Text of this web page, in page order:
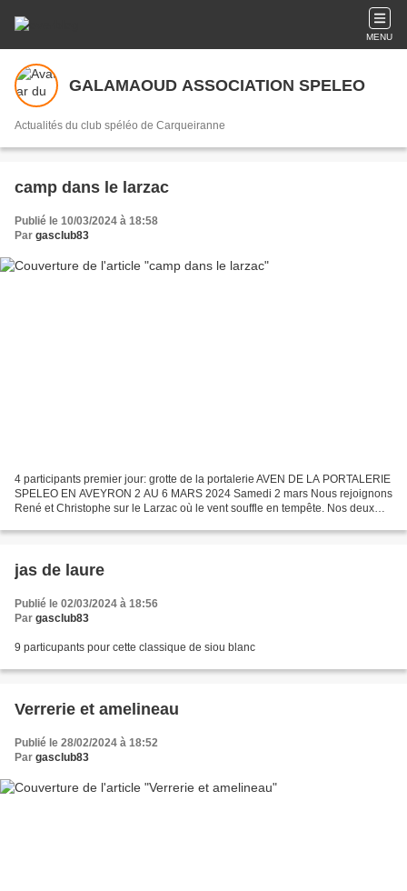
MENU
GALAMAOUD ASSOCIATION SPELEO
Actualités du club spéléo de Carqueiranne
camp dans le larzac
Publié le 10/03/2024 à 18:58
Par gasclub83
4 participants premier jour: grotte de la portalerie AVEN DE LA PORTALERIE
SPELEO EN AVEYRON 2 AU 6 MARS 2024 Samedi 2 mars Nous rejoignons
René et Christophe sur le Larzac où le vent souffle en tempête. Nos deux
jas de laure
Publié le 02/03/2024 à 18:56
Par gasclub83
9 particupants pour cette classique de siou blanc
Verrerie et amelineau
Publié le 28/02/2024 à 18:52
Par gasclub83